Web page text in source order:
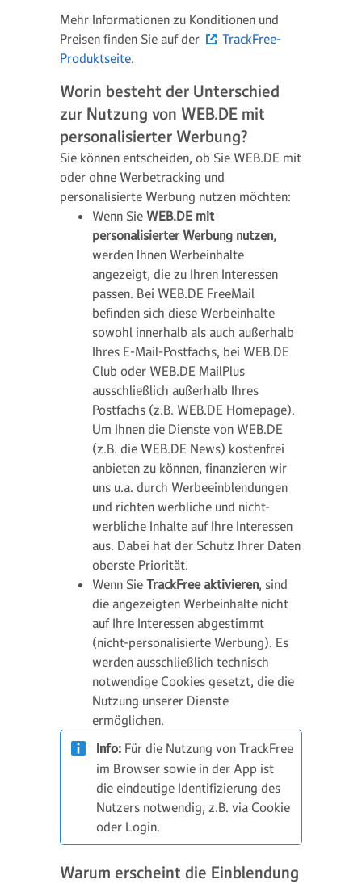
Mehr Informationen zu Konditionen und
Preisen finden Sie auf der
TrackFree-
Produktseite.
Worin besteht der Unterschied
zur Nutzung von WEB.DE mit
personalisierter Werbung?
Sie können entscheiden, ob Sie WEB.DE mit
oder ohne Werbetracking und
personalisierte Werbung nutzen möchten:
Wenn Sie WEB.DE mit
personalisierter Werbung nutzen,
werden Ihnen Werbeinhalte
angezeigt, die zu Ihren Interessen
passen. Bei WEB.DE FreeMail
befinden sich diese Werbeinhalte
sowohl innerhalb als auch außerhalb
Ihres E-Mail-Postfachs, bei WEB.DE
Club oder WEB.DE MailPlus
ausschließlich außerhalb Ihres
Postfachs (z.B. WEB.DE Homepage).
Um Ihnen die Dienste von WEB.DE
(z.B. die WEB.DE News) kostenfrei
anbieten zu können, finanzieren wir
uns u.a. durch Werbeeinblendungen
und richten werbliche und nicht-
werbliche Inhalte auf Ihre Interessen
aus. Dabei hat der Schutz Ihrer Daten
oberste Priorität.
Wenn Sie TrackFree aktivieren, sind
die angezeigten Werbeinhalte nicht
auf Ihre Interessen abgestimmt
(nicht-personalisierte Werbung). Es
werden ausschließlich technisch
notwendige Cookies gesetzt, die die
Nutzung unserer Dienste
ermöglichen.
Info: Für die Nutzung von TrackFree
im Browser sowie in der App ist
die eindeutige Identifizierung des
Nutzers notwendig, z.B. via Cookie
oder Login.
Warum erscheint die Einblendung